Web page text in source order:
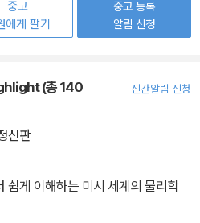
중고
에게 팔기
중고 등록
알림 신청
(총 140
신간알림 신청
신판
쉽게 이해하는 미시 세계의 물리학